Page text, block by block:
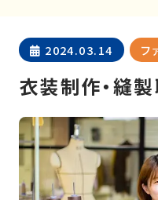
2024.03.14 フ
衣装制作・縫